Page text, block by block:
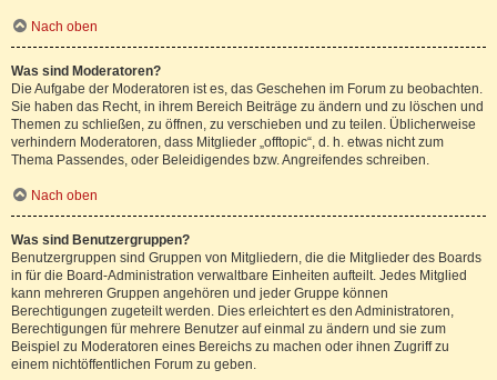
Nach oben
Was sind Moderatoren?
Die Aufgabe der Moderatoren ist es, das Geschehen im Forum zu beobachten.
Sie haben das Recht, in ihrem Bereich Beiträge zu ändern und zu löschen und
Themen zu schließen, zu öffnen, zu verschieben und zu teilen. Üblicherweise
verhindern Moderatoren, dass Mitglieder „offtopic“, d. h. etwas nicht zum
Thema Passendes, oder Beleidigendes bzw. Angreifendes schreiben.
Nach oben
Was sind Benutzergruppen?
Benutzergruppen sind Gruppen von Mitgliedern, die die Mitglieder des Boards
in für die Board-Administration verwaltbare Einheiten aufteilt. Jedes Mitglied
kann mehreren Gruppen angehören und jeder Gruppe können
Berechtigungen zugeteilt werden. Dies erleichtert es den Administratoren,
Berechtigungen für mehrere Benutzer auf einmal zu ändern und sie zum
Beispiel zu Moderatoren eines Bereichs zu machen oder ihnen Zugriff zu
einem nichtöffentlichen Forum zu geben.